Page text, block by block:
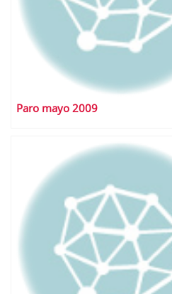
Paro mayo 2009